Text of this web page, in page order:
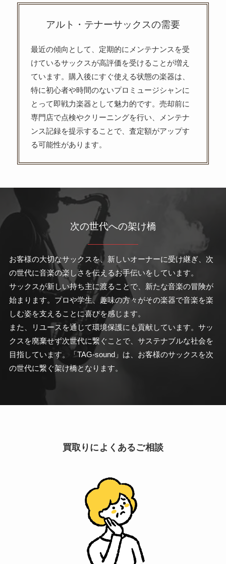
アルト・テナーサックスの需要
最近の傾向として、定期的にメンテナンスを受
けているサックスが高評価を受けることが増え
ています。購入後にすぐ使える状態の楽器は、
特に初心者や時間のないプロミュージシャンに
とって即戦力楽器として魅力的です。売却前に
専門店で点検やクリーニングを行い、メンテナ
ンス記録を提示することで、査定額がアップす
る可能性があります。
次の世代への架け橋
お客様の大切なサックスを、新しいオーナーに受け継ぎ、次
の世代に音楽の楽しさを伝えるお手伝いをしています。
サックスが新しい持ち主に渡ることで、新たな音楽の冒険が
始まります。プロや学生、趣味の方々がその楽器で音楽を楽
しむ姿を支えることに喜びを感じます。
また、リユースを通じて環境保護にも貢献しています。サッ
クスを廃棄せず次世代に繋ぐことで、サステナブルな社会を
目指しています。「TAG-sound」は、お客様のサックスを次
の世代に繋ぐ架け橋となります。
買取りによくあるご相談